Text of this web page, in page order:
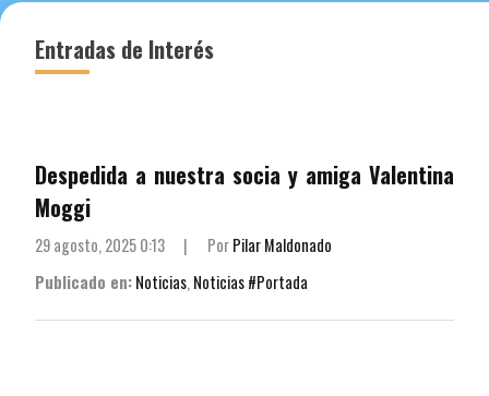
Entradas de Interés
Despedida a nuestra socia y amiga Valentina
Moggi
29 agosto, 2025 0:13 | PorPilar Maldonado
Publicado en:Noticias,Noticias #Portada